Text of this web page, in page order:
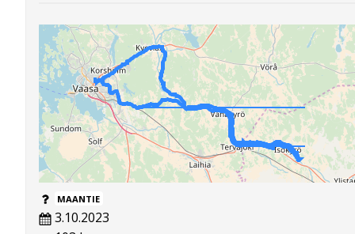
MAANTIE
3.10.2023